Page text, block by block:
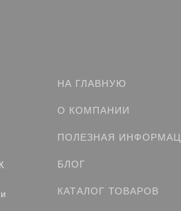
НА ГЛАВНУЮ
О КОМПАНИИ
ПОЛЕЗНАЯ
БЛОГ
КАТАЛОГ ТОВАРОВ